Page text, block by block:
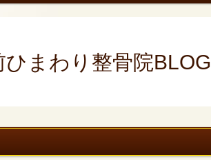
ひまわり整骨院BLOG